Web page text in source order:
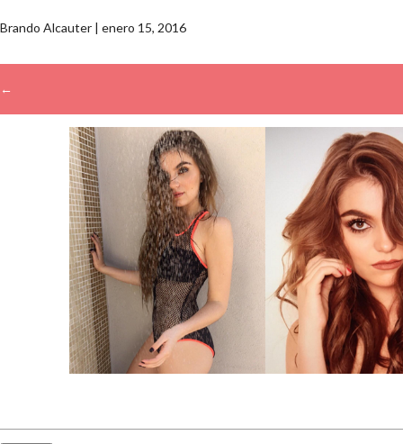
Brando Alcauter | enero 15, 2016
←